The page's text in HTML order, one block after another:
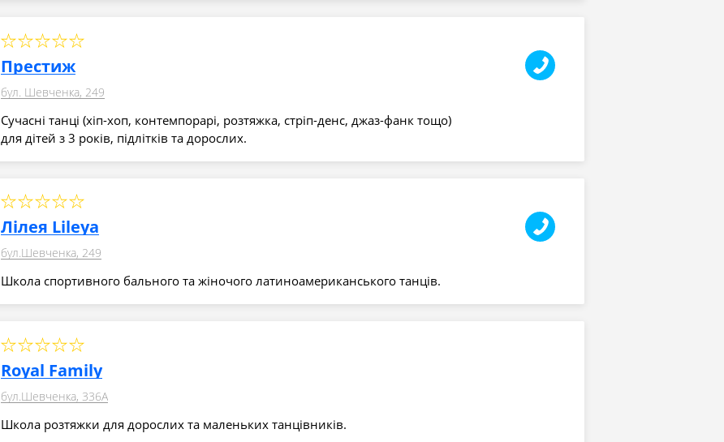
Престиж
бул. Шевченка, 249
Сучасні танці (хіп-хоп, контемпорарі, розтяжка, стріп-денс, джаз-фанк тощо)
для дітей з 3 років, підлітків та дорослих.
Лілея Lileya
бул.Шевченка, 249
Школа спортивного бального та жіночого латиноамериканського танців.
Royal Family
бул.Шевченка, 336А
Школа розтяжки для дорослих та маленьких танцівників.